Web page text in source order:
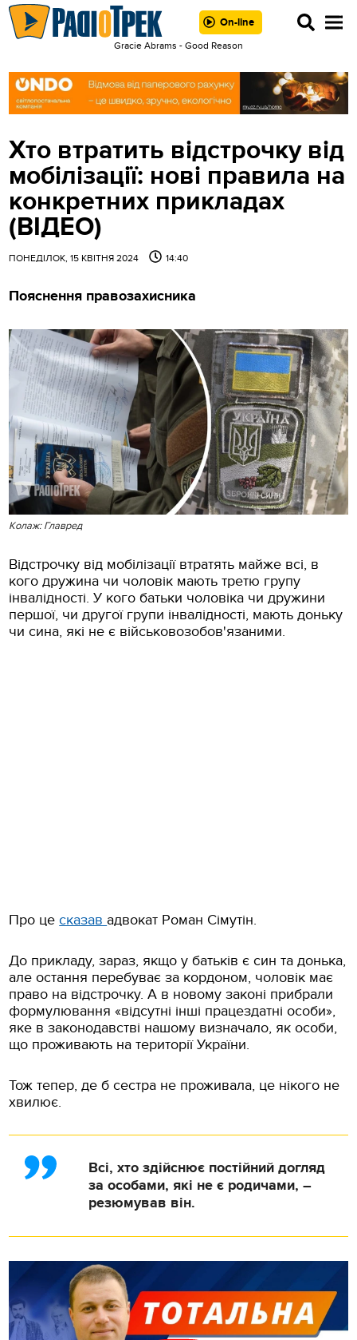
On-line
Gracie Abrams - Good Reason
Хто втратить відстрочку від
мобілізації: нові правила на
конкретних прикладах
(ВІДЕО)
ПОНЕДІЛОК, 15 КВІТНЯ 2024 14:40
Пояснення правозахисника
Колаж: Главред
Відстрочку від мобілізації втратять майже всі, в
кого дружина чи чоловік мають третю групу
інвалідності. У кого батьки чоловіка чи дружини
першої, чи другої групи інвалідності, мають доньку
чи сина, які не є військовозобов'язаними.
Про цесказав адвокат Роман Сімутін.
До прикладу, зараз, якщо у батьків є син та донька,
але остання перебуває за кордоном, чоловік має
право на відстрочку. А в новому законі прибрали
формулювання «відсутні інші працездатні особи»,
яке в законодавстві нашому визначало, як особи,
що проживають на території України.
Тож тепер, де б сестра не проживала, це нікого не
хвилює.
Всі, хто здійснює постійний догляд
за особами, які не є родичами, –
резюмував він.